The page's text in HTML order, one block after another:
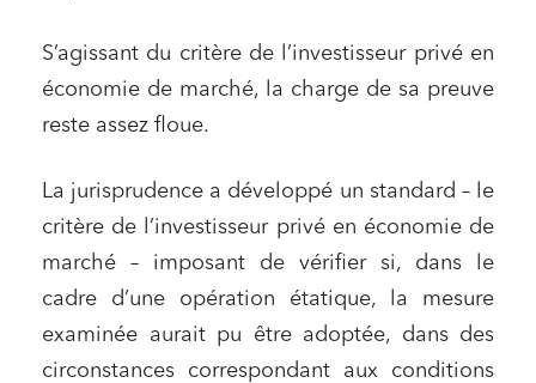
S’agissant du critère de l’investisseur privé en
économie de marché, la charge de sa preuve
reste assez floue.
La jurisprudence a développé un standard – le
critère de l’investisseur privé en économie de
marché – imposant de vérifier si, dans le
cadre d’une opération étatique, la mesure
examinée aurait pu être adoptée, dans des
circonstances correspondant aux conditions